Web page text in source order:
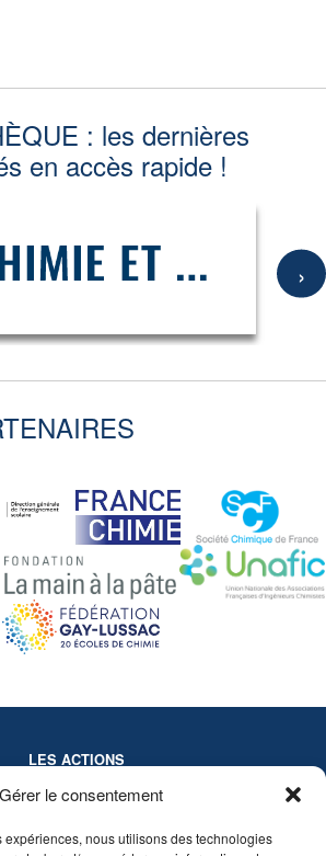
Gérer le consentement
expériences, nous utilisons des technologies
: les dernières
en accès rapide !
›
LES ACTIONS
Colloques
Innovation-Recherche